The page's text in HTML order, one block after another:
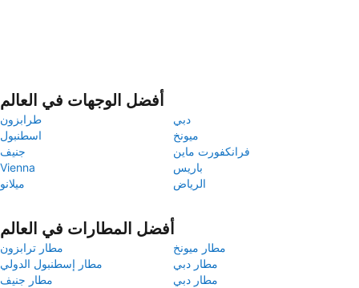
أفضل الوجهات في العالم
طرابزون
دبي
اسطنبول
ميونخ
جنيف
فرانكفورت ماين
Vienna
باريس
ميلانو
الرياض
أفضل المطارات في العالم
مطار ترابزون
مطار ميونخ
مطار إسطنبول الدولي
مطار دبي
مطار جنيف
مطار دبي